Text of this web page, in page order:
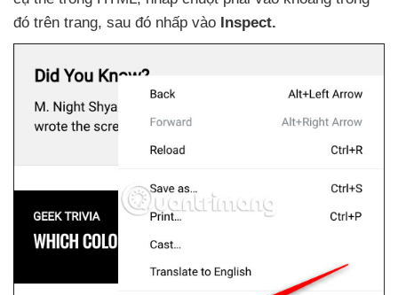
đó trên trang, sau đó nhấp vào Inspect.